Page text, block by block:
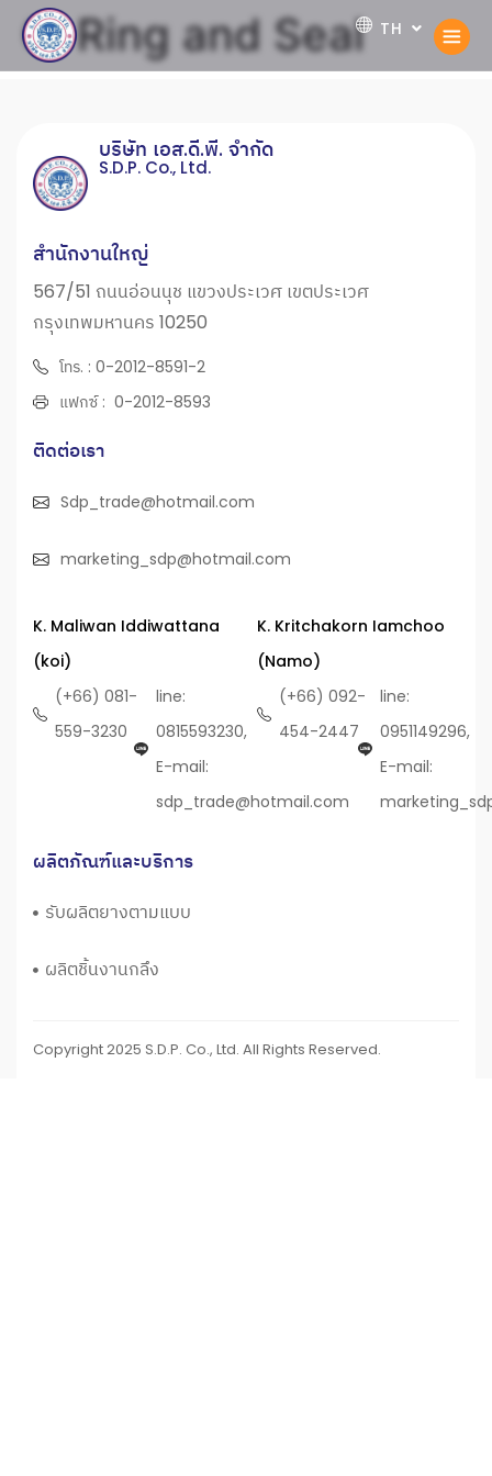
TH
EN
O-Ring and Seal
บริษัท เอส.ดี.พี. จำกัด
S.D.P. Co., Ltd.
สำนักงานใหญ่
567/51 ถนนอ่อนนุช แขวงประเวศ เขตประเวศ
กรุงเทพมหานคร 10250
โทร. : 0-2012-8591-2
แฟกซ์ : 0-2012-8593
ติดต่อเรา
Sdp_trade@hotmail.com
marketing_sdp@hotmail.com
K. Maliwan Iddiwattana
(koi)
(+66) 081-
559-3230
line:
0815593230,
E-mail:
sdp_trade@hotmail.com
K. Kritchakorn Iamchoo
(Namo)
(+66) 092-
454-2447
line:
0951149296,
E-mail:
ผลิตภัณฑ์และบริการ
รับผลิตยางตามแบบ
ผลิตชิ้นงานกลึง
Copyright 2025 S.D.P. Co., Ltd. All Rights Reserved.